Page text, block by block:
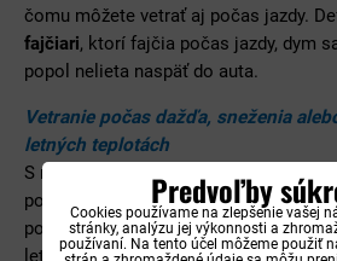
čomu môžete vetrať aj počas jazdy.
fajčiari, ktorí fajčia počas jazdy, dym
popol nelieta naspäť do auta.
Vetranie počas dažďa, sneženia
letných teplotách
S nainštalovanými deflektormi môžete
počas nepriaznivého počasie alebo
pootvorenom oknevoda nesteká do
letných dní sa vetrá auto. Vďaka
Predvoľby
Cookies používame na zlepšenie vašej
stránky, analýzu jej výkonnosti a
používaní. Na tento účel môžeme použiť